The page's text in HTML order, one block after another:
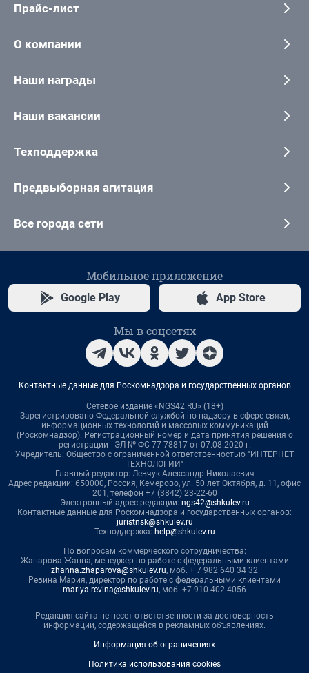
Прайс-лист
О компании
Наши награды
Наши вакансии
Техподдержка
Предвыборная агитация
Все города сети
Мобильное приложение
Google Play App Store
Мы в соцсетях
Контактные данные для Роскомнадзора и государственных органов
Сетевое издание «NGS42.RU» (18+)
Зарегистрировано Федеральной службой по надзору в сфере связи,
информационных технологий и массовых коммуникаций
(Роскомнадзор). Регистрационный номер и дата принятия решения о
регистрации - ЭЛ № ФС 77-78817 от 07.08.2020 г.
Учредитель: Общество с ограниченной ответственностью "ИНТЕРНЕТ
ТЕХНОЛОГИИ"
Главный редактор: Левчук Александр Николаевич
Адрес редакции: 650000, Россия, Кемерово, ул. 50 лет Октября, д. 11, офис
201, телефон +7 (3842) 23-22-60
Электронный адрес редакции: ngs42@shkulev.ru
Контактные данные для Роскомнадзора и государственных органов:
juristnsk@shkulev.ru
Техподдержка: help@shkulev.ru
По вопросам коммерческого сотрудничества:
Жапарова Жанна, менеджер по работе с федеральными клиентами
zhanna.zhaparova@shkulev.ru, моб. + 7 982 640 34 32
Ревина Мария, директор по работе с федеральными клиентами
mariya.revina@shkulev.ru, моб. +7 910 402 4056
Редакция сайта не несет ответственности за достоверность
информации, содержащейся в рекламных объявлениях.
Информация об ограничениях
Политика использования cookies